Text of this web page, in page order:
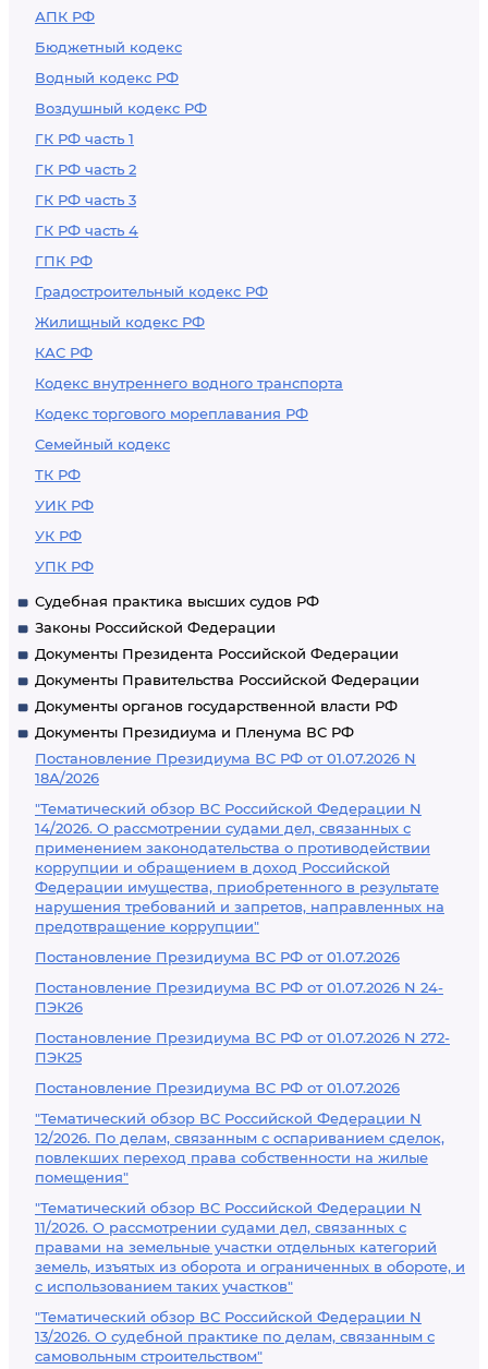
АПК РФ
Бюджетный кодекс
Водный кодекс РФ
Воздушный кодекс РФ
ГК РФ часть 1
ГК РФ часть 2
ГК РФ часть 3
ГК РФ часть 4
ГПК РФ
Градостроительный кодекс РФ
Жилищный кодекс РФ
КАС РФ
Кодекс внутреннего водного транспорта
Кодекс торгового мореплавания РФ
Семейный кодекс
ТК РФ
УИК РФ
УК РФ
УПК РФ
Судебная практика высших судов РФ
Законы Российской Федерации
Документы Президента Российской Федерации
Документы Правительства Российской Федерации
Документы органов государственной власти РФ
Документы Президиума и Пленума ВС РФ
Постановление Президиума ВС РФ от 01.07.2026 N
18А/2026
"Тематический обзор ВС Российской Федерации N
14/2026. О рассмотрении судами дел, связанных с
применением законодательства о противодействии
коррупции и обращением в доход Российской
Федерации имущества, приобретенного в результате
нарушения требований и запретов, направленных на
предотвращение коррупции"
Постановление Президиума ВС РФ от 01.07.2026
Постановление Президиума ВС РФ от 01.07.2026 N 24-
ПЭК26
Постановление Президиума ВС РФ от 01.07.2026 N 272-
ПЭК25
Постановление Президиума ВС РФ от 01.07.2026
"Тематический обзор ВС Российской Федерации N
12/2026. По делам, связанным с оспариванием сделок,
повлекших переход права собственности на жилые
помещения"
"Тематический обзор ВС Российской Федерации N
11/2026. О рассмотрении судами дел, связанных с
правами на земельные участки отдельных категорий
земель, изъятых из оборота и ограниченных в обороте, и
с использованием таких участков"
"Тематический обзор ВС Российской Федерации N
13/2026. О судебной практике по делам, связанным с
самовольным строительством"